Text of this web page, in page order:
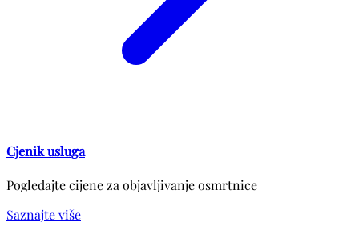
Cjenik usluga
Pogledajte cijene za objavljivanje osmrtnice
Saznajte više